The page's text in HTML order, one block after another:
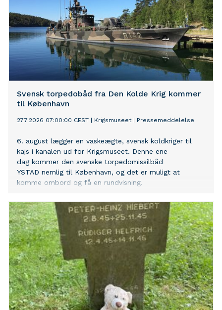
Svensk torpedobåd fra Den Kolde Krig kommer
til København
27.7.2026 07:00:00 CEST Krigsmuseet| Pressemeddelelse
6. august lægger en vaskeægte, svensk koldkriger til
kajs i kanalen ud for Krigsmuseet. Denne ene
dag kommer den svenske torpedomissilbåd
YSTAD nemlig til København, og det er muligt at
komme ombord og få en rundvisning.